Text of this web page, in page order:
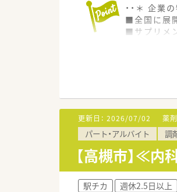
■スーパー
■待ち時間
■月火水金
■福利厚生
■子育て支
■サービス
■正社員と
■車通勤し
・・＊ 企業
■全国に展
■サプリメ
■全店舗に
■女性活躍
■1店舗あ
せん。
・・＊ 研修
■中途薬剤
┗店舗勤務
■「階層別
■e-learning
■ご本人の
更新日： 2026/07/02 薬
パート・アルバイト 調
【高槻市】≪
駅チカ 週休2.5日以上